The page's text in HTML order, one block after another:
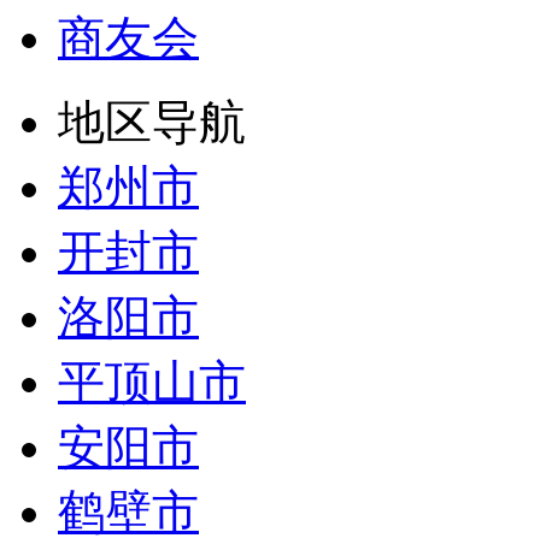
商友会
地区导航
郑州市
开封市
洛阳市
平顶山市
安阳市
鹤壁市